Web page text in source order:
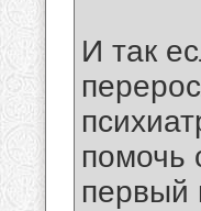
И так
помочь
первый